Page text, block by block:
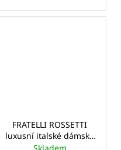
FRATELLI ROSSETTI
luxusní italské dámské
kožené lodičky
Skladem